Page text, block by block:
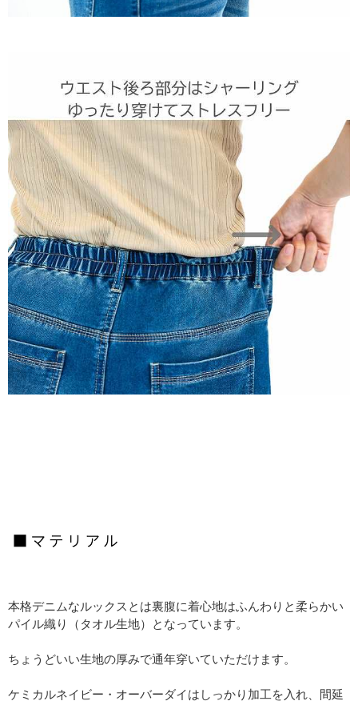
本格デニムなルックスとは裏腹に着心地はふんわりと柔らかい
パイル織り（タオル生地）となっています。
ちょうどいい生地の厚みで通年穿いていただけます。
ケミカルネイビー・オーバーダイはしっかり加工を入れ、間延